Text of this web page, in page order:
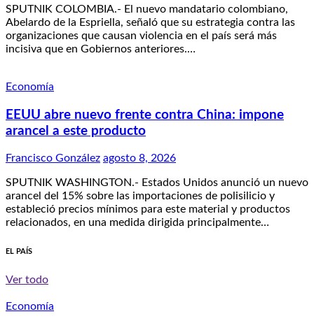
SPUTNIK COLOMBIA.- El nuevo mandatario colombiano,
Abelardo de la Espriella, señaló que su estrategia contra las
organizaciones que causan violencia en el país será más
incisiva que en Gobiernos anteriores.…
Economía
EEUU abre nuevo frente contra China: impone
arancel a este producto
Francisco González agosto 8, 2026
SPUTNIK WASHINGTON.- Estados Unidos anunció un nuevo
arancel del 15% sobre las importaciones de polisilicio y
estableció precios mínimos para este material y productos
relacionados, en una medida dirigida principalmente…
EL PAÍS
Ver todo
Economía